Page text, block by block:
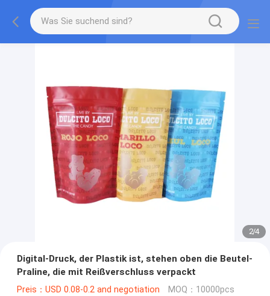
2/4
Digital-Druck, der Plastik ist, stehen oben die Beutel-
Praline, die mit Reißverschluss verpackt
Preis：USD 0.08-0.2 and negotiation MOQ：10000pcs